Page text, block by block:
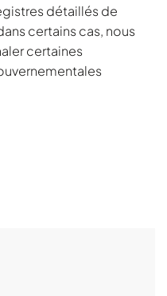
détaillés de
certains cas, nous
certaines